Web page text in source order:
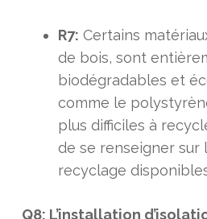
R7: Certains
de bois, sont
biodégradables et
comme le
plus difficiles à
de se renseigner sur
recyclage
Q8: L’installation